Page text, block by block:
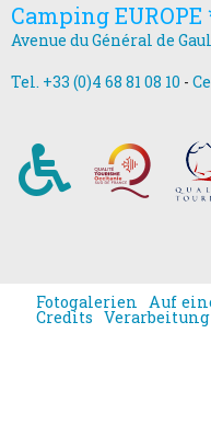
Camping
Avenue du Général de
Tel. +33 (0)4 68 81 08 10 -
Fotogalerien Auf
Credits